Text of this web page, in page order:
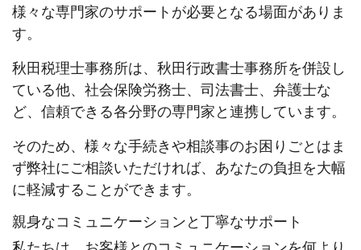
様々な専門家のサポートが必要となる場面がありま
す。
秋田税理士事務所は、秋田行政書士事務所を併設し
ている他、社会保険労務士、司法書士、弁護士な
ど、信頼できる各分野の専門家と連携しています。
そのため、様々な手続きや相談事のお困りごとはま
ず弊社にご相談いただければ、あなたの負担を大幅
に軽減することができます。
親身なコミュニケーションと丁寧なサポート